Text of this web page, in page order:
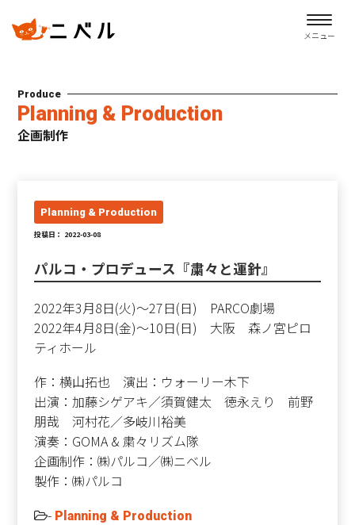
メニュー
Produce
Planning & Production
企画制作
Planning & Production
投稿日： 2022-03-08
パルコ・プロデュース『粛々と運針』
2022年3月8日(火)～27日(日) PARCO劇場
2022年4月8日(金)～10日(日) 大阪 森ノ宮ピロ
ティホール
作：横山拓也 演出：ウォーリー木下
出演：加藤シゲアキ／須賀健太 徳永えり 前野
朋哉 河村花／多岐川裕美
演奏：GOMA & 粛々リズム隊
企画制作：㈱パルコ／㈱ニベル
製作：㈱パルコ
- Planning & Production